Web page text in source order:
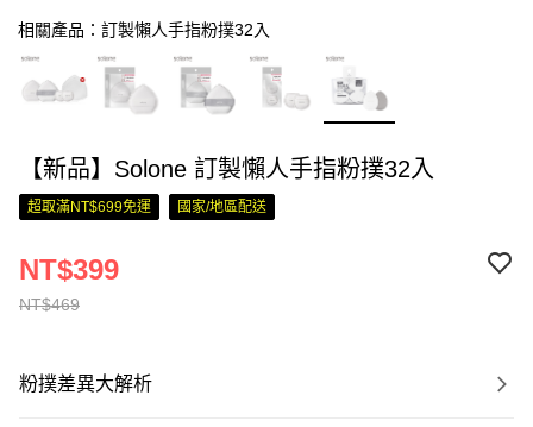
0:00
/
0:28
相關產品：訂製懶人手指粉撲32入
【新品】Solone 訂製懶人手指粉撲32入
超取滿NT$699免運 國家/地區配送
NT$469
NT$399
粉撲差異大解析